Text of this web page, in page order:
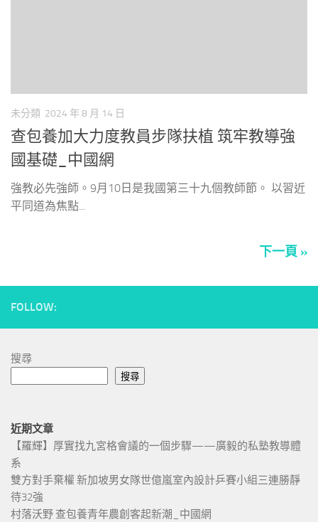
未分類 2024 年 8 月 14 日
查包養加大力度教員步隊扶植 筑牢教導強
國基礎_中國網
強教必先強師。9月10日是我國第三十九個教師節。 以習近
平同道為焦點...
下一頁 »
FOLLOW:
搜尋
搜尋
近期文章
【羅輝】厚實找九宮格會議的一個步驟——廣毅的私塾教導體
系
雙方對手棄權 新加坡男女隊世億嵐室內設計乒賽小組三連勝靜
待32強
村落沃野 查包養青年農創客起新潮_中國網